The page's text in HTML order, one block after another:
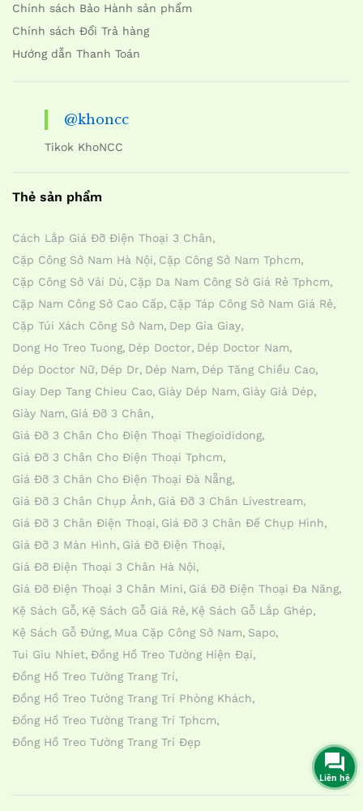
Chính sách Bảo Hành sản phẩm
Chính sách Đổi Trả hàng
Hướng dẫn Thanh Toán
@khoncc
Tikok KhoNCC
Thẻ sản phẩm
Cách Lắp Giá Đỡ Điện Thoại 3 Chân
Cặp Công Sở Nam Hà Nội Cặp Công Sở Nam Tphcm
Cặp Công Sở Vải Dù Cặp Da Nam Công Sở Giá Rẻ Tphcm
Cặp Nam Công Sở Cao Cấp Cặp Táp Công Sở Nam Giá Rẻ
Cặp Túi Xách Công Sở Nam Dep Gia Giay
Dong Ho Treo Tuong Dép Doctor Dép Doctor Nam
Dép Doctor Nữ Dép Dr Dép Nam Dép Tăng Chiều Cao
Giay Dep Tang Chieu Cao Giày Dép Nam Giày Giả Dép
Giày Nam Giá Đỡ 3 Chân
Giá Đỡ 3 Chân Cho Điện Thoại Thegioididong
Giá Đỡ 3 Chân Cho Điện Thoại Tphcm
Giá Đỡ 3 Chân Cho Điện Thoại Đà Nẵng
Giá Đỡ 3 Chân Chụp Ảnh Giá Đỡ 3 Chân Livestream
Giá Đỡ 3 Chân Điện Thoại Giá Đỡ 3 Chân Đế Chụp Hình
Giá Đỡ 3 Màn Hình Giá Đỡ Điện Thoại
Giá Đỡ Điện Thoại 3 Chân Hà Nội
Giá Đỡ Điện Thoại 3 Chân Mini Giá Đỡ Điện Thoại Đa Năng
Kệ Sách Gỗ Kệ Sách Gỗ Giá Rẻ Kệ Sách Gỗ Lắp Ghép
Kệ Sách Gỗ Đứng Mua Cặp Công Sở Nam Sapo
Tui Giu Nhiet Đồng Hồ Treo Tường Hiện Đại
Đồng Hồ Treo Tường Trang Trí
Đồng Hồ Treo Tường Trang Trí Phòng Khách
Đồng Hồ Treo Tường Trang Trí Tphcm
Đồng Hồ Treo Tường Trang Trí Đẹp
Liên hệ